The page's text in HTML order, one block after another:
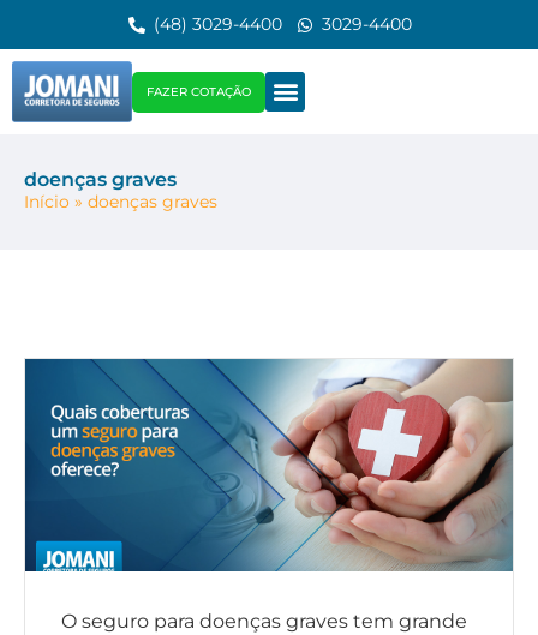
(48) 3029-4400 3029-4400
FAZER COTAÇÃO
doenças graves
Início » doenças graves
O seguro para doenças graves tem grande